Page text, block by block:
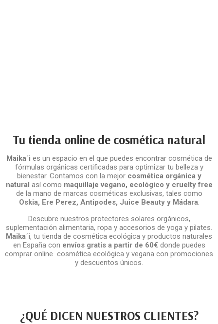
Tu tienda online de cosmética natural
Maika´i es un espacio en el que puedes encontrar cosmética de
fórmulas orgánicas certificadas para optimizar tu belleza y
bienestar. Contamos con la mejor cosmética orgánica y
natural así como maquillaje vegano, ecológico y cruelty free
de la mano de marcas cosméticas exclusivas, tales como
Oskia, Ere Perez, Antipodes, Juice Beautyy Mádara.
Descubre nuestros protectores solares orgánicos,
suplementación alimentaria, ropa y accesorios de yoga y pilates.
Maika´i, tu tienda de cosmética ecológica y productos naturales
en España con envíos gratis a partir de 60€ donde puedes
comprar online cosmética ecológica y vegana con promociones
y descuentos únicos.
¿QUÉ DICEN NUESTROS CLIENTES?